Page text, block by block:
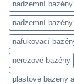
nadzemní
nadzemní
nafukovací
nerezové bazény
plastové bazény